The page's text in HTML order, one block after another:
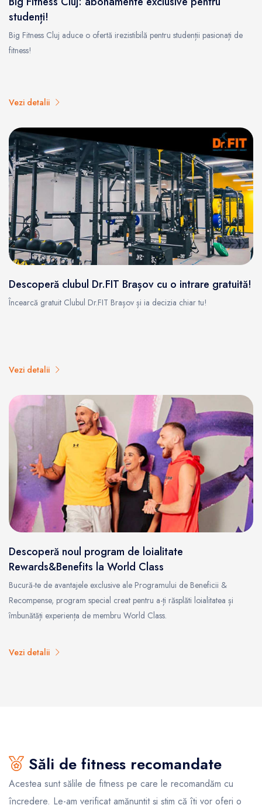
studenți!
Big Fitness Cluj aduce o ofertă irezistibilă pentru studenții pasionați de
fitness!
Vezi detalii
Descoperă clubul Dr.FIT Brașov cu o intrare gratuită!
Încearcă gratuit Clubul Dr.FIT Brașov și ia decizia chiar tu!
Vezi detalii
Descoperă noul program de loialitate
Rewards&Benefits la World Class
Bucură-te de avantajele exclusive ale Programului de Beneficii &
Recompense, program special creat pentru a-ți răsplăti loialitatea și
îmbunătăți experiența de membru World Class.
Vezi detalii
Săli de fitness recomandate
Acestea sunt sălile de fitness pe care le recomandăm cu
încredere. Le-am verificat amănunțit și știm că îți vor oferi o